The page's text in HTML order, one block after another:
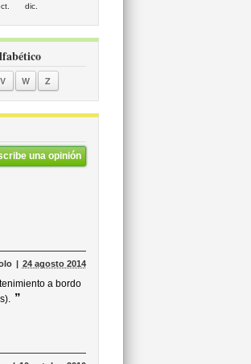
dic.
V W Z
una opinión
24 agosto 2014
a bordo
”